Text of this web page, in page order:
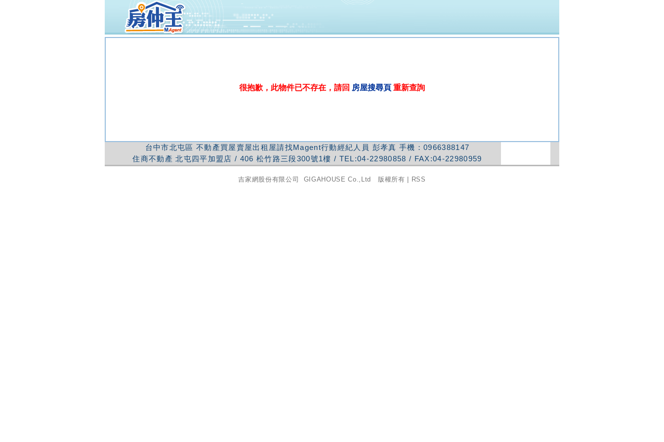
很抱歉，此物件已不存在，請回 房屋搜尋頁 重新查詢
台中市北屯區 不動產買屋賣屋出租屋請找Magent行動經紀人員 彭孝真 手機： 0966388147
住商不動產 北屯四平加盟店 / 406 松竹路三段300號1樓 / TEL:04-22980858 / FAX:04-22980959
吉家網股份有限公司 GIGAHOUSE Co.,Ltd 版權所有 | RSS